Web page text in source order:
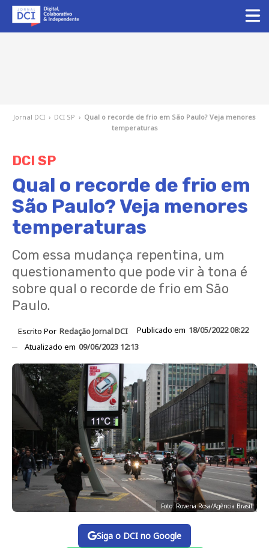
Jornal DCI › DCI SP › Qual o recorde de frio em São Paulo? Veja menores
temperaturas
DCI SP
Qual o recorde de frio em
São Paulo? Veja menores
temperaturas
Com essa mudança repentina, um
questionamento que pode vir à tona é
sobre qual o recorde de frio em São
Paulo.
Escrito Por Redação Jornal DCI Publicado em 18/05/2022 08:22
Atualizado em 09/06/2023 12:13
Foto: Rovena Rosa/Agência Brasil
Siga o DCI no Google